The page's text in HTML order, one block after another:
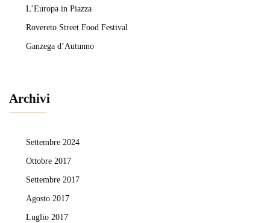
L’Europa in Piazza
Rovereto Street Food Festival
Ganzega d’Autunno
Archivi
Settembre 2024
Ottobre 2017
Settembre 2017
Agosto 2017
Luglio 2017